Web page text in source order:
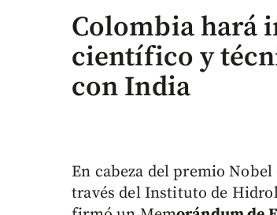
Colombia hará
científico y
con India
En cabeza del premio
través del Instituto de